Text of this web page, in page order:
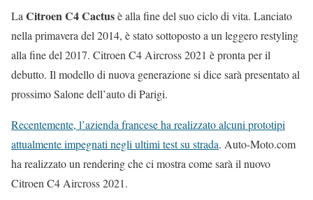
LaCitroen C4 Cactusè alla fine del suo ciclo di vita. Lanciato
nella primavera del 2014, è stato sottoposto a un leggero restyling
alla fine del 2017. Citroen C4 Aircross 2021 è pronta per il
debutto. Il modello di nuova generazione si dice sarà presentato al
prossimo Salone dell’auto di Parigi.
Recentemente, l’azienda francese ha realizzato alcuni prototipi
attualmente impegnati negli ultimi test su strada. Auto-Moto.com
ha realizzato un rendering che ci mostra come sarà il nuovo
Citroen C4 Aircross 2021.